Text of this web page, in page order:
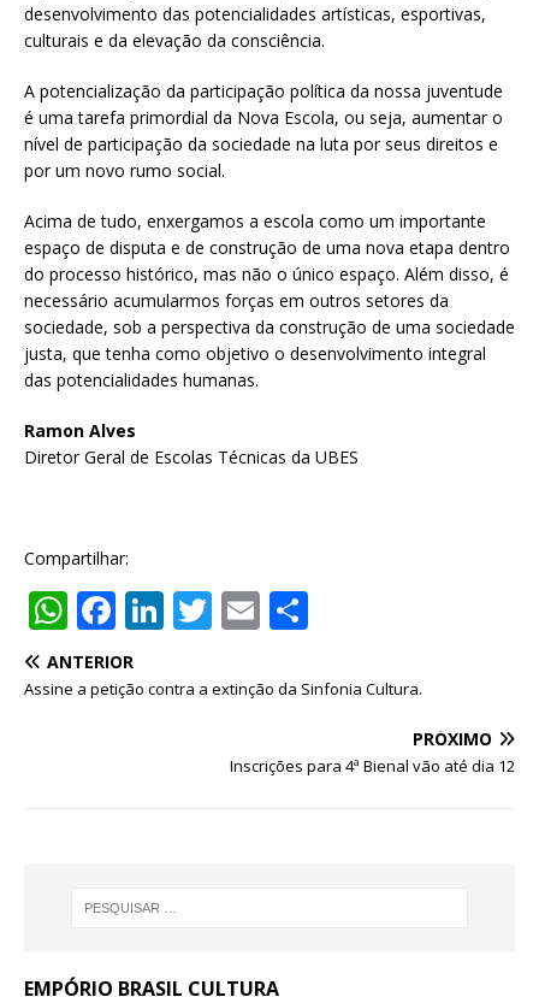
desenvolvimento das potencialidades artísticas, esportivas,
culturais e da elevação da consciência.
A potencialização da participação política da nossa juventude
é uma tarefa primordial da Nova Escola, ou seja, aumentar o
nível de participação da sociedade na luta por seus direitos e
por um novo rumo social.
Acima de tudo, enxergamos a escola como um importante
espaço de disputa e de construção de uma nova etapa dentro
do processo histórico, mas não o único espaço. Além disso, é
necessário acumularmos forças em outros setores da
sociedade, sob a perspectiva da construção de uma sociedade
justa, que tenha como objetivo o desenvolvimento integral
das potencialidades humanas.
Ramon Alves
Diretor Geral de Escolas Técnicas da UBES
Compartilhar:
W
h
at
F
a
c
Li
k
T
it
E
ai ar
ANTERIOR
Assine a petição contra a extinção da Sinfonia Cultura.
PRÓXIMO
Inscrições para 4ª Bienal vão até dia 12
EMPÓRIO BRASIL CULTURA